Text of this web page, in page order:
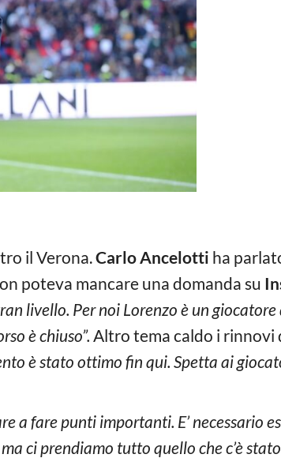
il Verona.Carlo Ancelotti ha
poteva mancare una domanda su
livello. Per noi Lorenzo è un giocatore
è chiuso”. Altro tema caldo i rinnovi
è stato ottimo fin qui. Spetta ai
a fare punti importanti. E’ necessario
ci prendiamo tutto quello che c’è